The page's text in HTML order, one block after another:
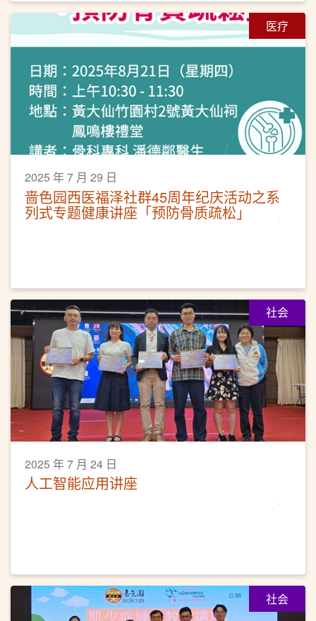
医疗
2025 年 7 月 29 日
啬色园西医福泽社群45周年纪庆活动之系
列式专题健康讲座「预防骨质疏松」
社会
2025 年 7 月 24 日
人工智能应用讲座
社会